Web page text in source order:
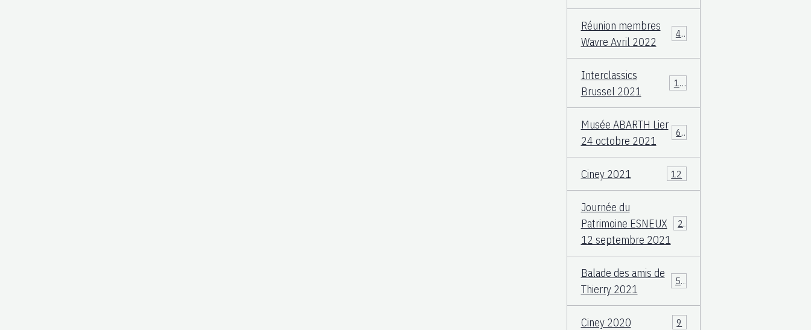
Réunion membres
Wavre Avril 2022
49
Interclassics
Brussel 2021
17
Musée ABARTH Lier
24 octobre 2021
60
Ciney 2021 12
Journée du
Patrimoine ESNEUX
12 septembre 2021
23
Balade des amis de
Thierry 2021
57
Ciney 2020 9